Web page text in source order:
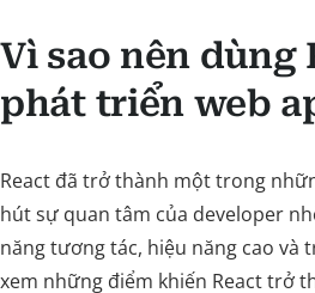
Vì sao nên dùng
phát triển web
React đã trở thành một trong
hút sự quan tâm của developer
năng tương tác, hiệu năng cao và
xem những điểm khiến React trở